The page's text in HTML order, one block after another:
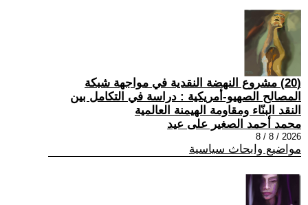
(20) مشروع النهضة النقدية في مواجهة شبكة
المصالح الصهيو-أمريكية : دراسة في التكامل بين
النقد البنّاء ومقاومة الهيمنة العالمية
محمد أحمد الصغير على عيد
2026 / 8 / 8
مواضيع وابحاث سياسية